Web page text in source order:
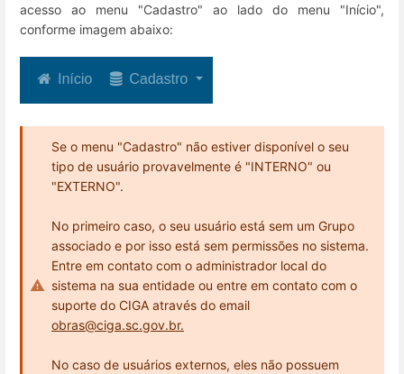
acesso ao menu "Cadastro" ao lado do menu "Início",
conforme imagem abaixo:
Se o menu "Cadastro" não estiver disponível o seu
tipo de usuário provavelmente é "INTERNO" ou
"EXTERNO".
No primeiro caso, o seu usuário está sem um Grupo
associado e por isso está sem permissões no sistema.
Entre em contato com o administrador local do
sistema na sua entidade ou entre em contato com o
suporte do CIGA através do email
obras@ciga.sc.gov.br.
No caso de usuários externos, eles não possuem